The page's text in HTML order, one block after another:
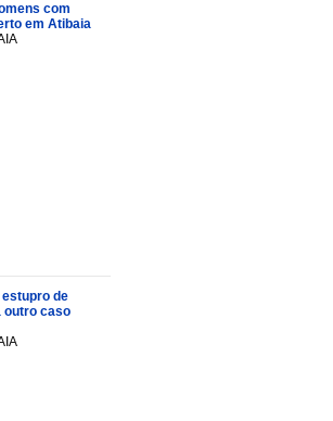
com
em Atibaia
de
outro caso